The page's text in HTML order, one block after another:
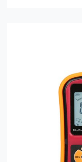
чувствовать
престарелых в
решение,
обслуживания
Одним из таких
престарелых […]